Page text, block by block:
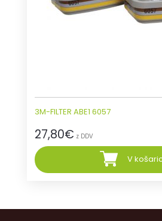
3M-FILTER ABE1 6057
27,80€ z DDV
V